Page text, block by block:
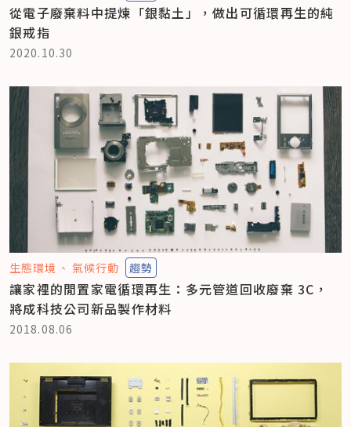
從電子廢棄料中提煉「銀黏土」，做出可循環再生的純
銀戒指
2020.10.30
生態環境 氣候行動 趨勢
讓家裡的閒置家電循環再生：多元管道回收廢棄 3C，
將成科技公司新品製作材料
2018.08.06